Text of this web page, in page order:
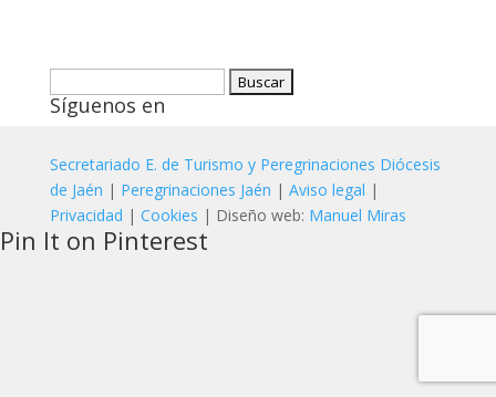
Síguenos en
Secretariado E. de Turismo y Peregrinaciones Diócesis
de Jaén | Peregrinaciones Jaén | Aviso legal |
Privacidad | Cookies | Diseño web: Manuel Miras
Pin It on Pinterest